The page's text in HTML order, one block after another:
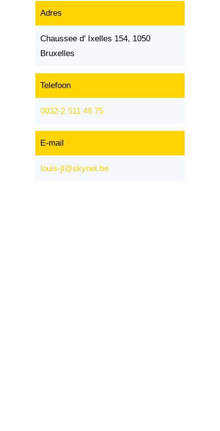
Adres
Chaussee d' Ixelles 154, 1050
Bruxelles
Telefoon
0032-2 511 48 75
E-mail
louis-jl@skynet.be